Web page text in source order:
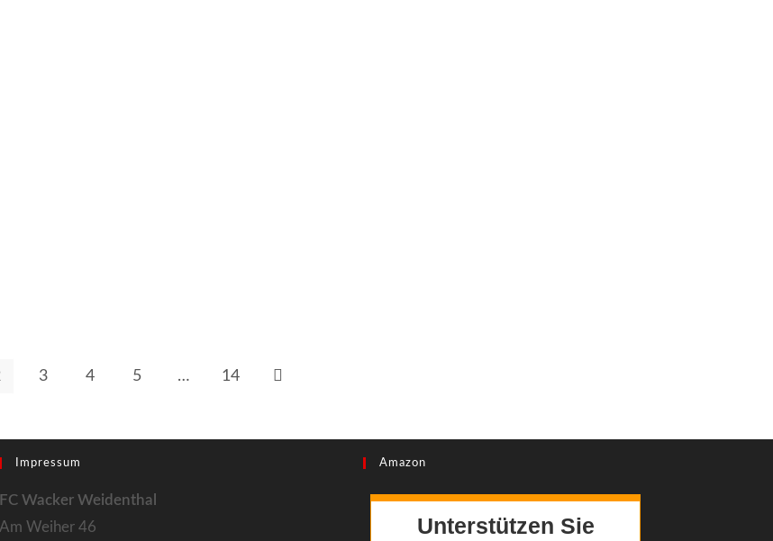
3 4 5 … 14 Zur nächsten Seite
Impressum
FC Wacker Weidenthal
Am Weiher 46
Amazon